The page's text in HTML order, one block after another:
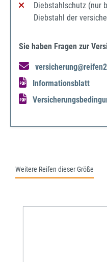
Diebstahlschutz (nur
Diebstahl der
Sie haben Fragen zur
Informationsblatt
Weitere Reifen dieser Größe